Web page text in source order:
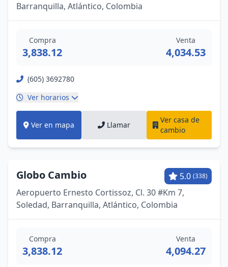
Barranquilla, Atlántico, Colombia
Compra
3,838.12
Venta
4,034.53
(605) 3692780
Ver horarios
Ver en mapa Llamar
Ver casa de
cambio
Globo Cambio 5.0 (338)
Aeropuerto Ernesto Cortissoz, Cl. 30 #Km 7,
Soledad, Barranquilla, Atlántico, Colombia
Compra
3,838.12
Venta
4,094.27